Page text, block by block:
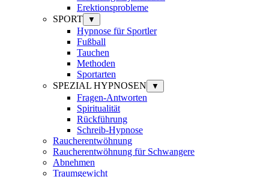
Erektionsprobleme
SPORT
▼
Hypnose für Sportler
Fußball
Tauchen
Methoden
Sportarten
SPEZIAL HYPNOSEN
▼
Fragen-Antworten
Spiritualität
Rückführung
Schreib-Hypnose
Raucherentwöhnung
Raucherentwöhnung für Schwangere
Abnehmen
Traumgewicht